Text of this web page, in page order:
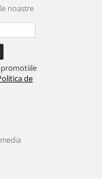
noastre
promotiile
de